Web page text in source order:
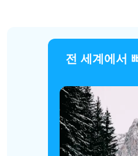
전 세계에서